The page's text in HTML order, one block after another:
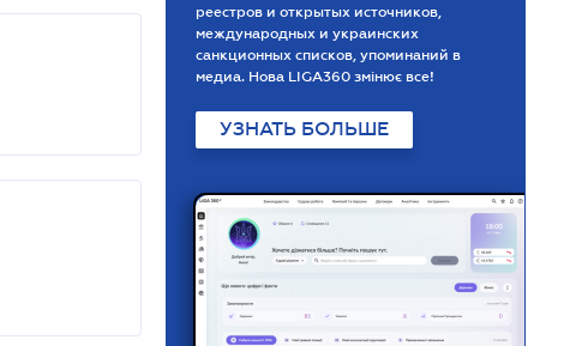
реестров и открытых источников,
международных и украинских
санкционных списков, упоминаний в
медиа. Нова LIGA360 змінює все!
УЗНАТЬ БОЛЬШЕ